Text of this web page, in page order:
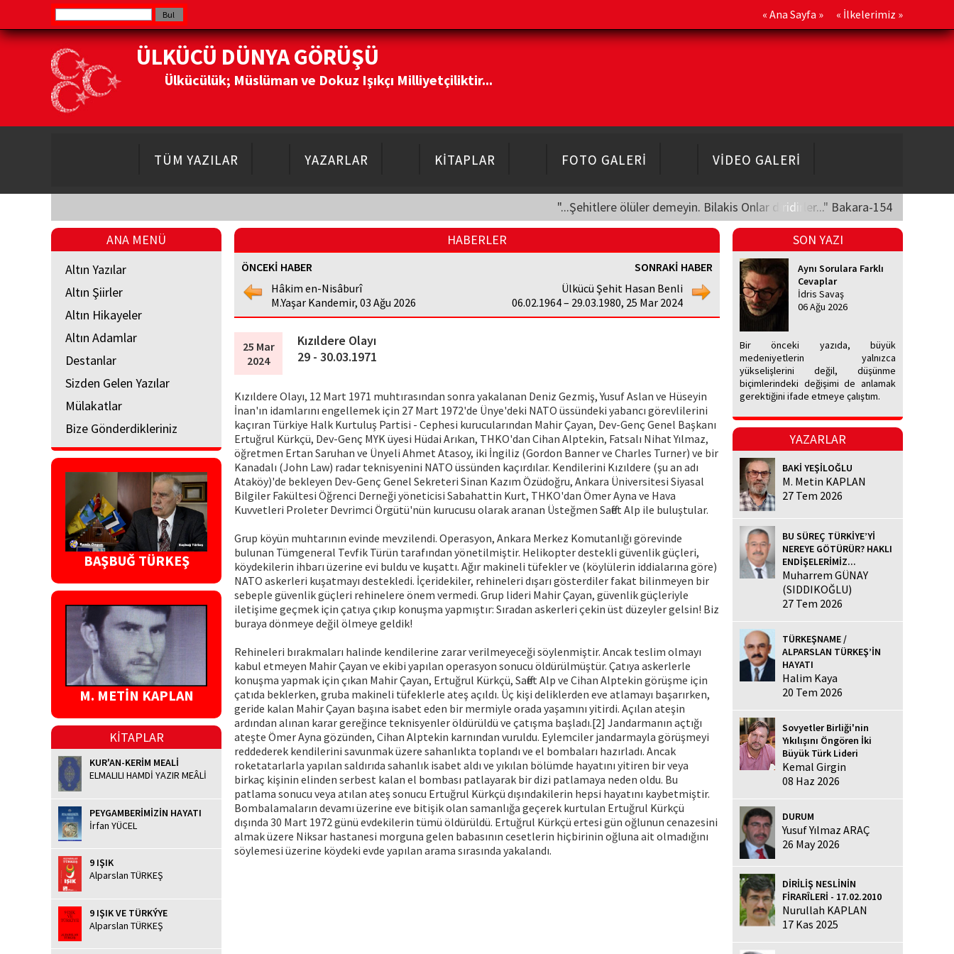
« Ana Sayfa » « İlkelerimiz »
ÜLKÜCÜ DÜNYA GÖRÜŞÜ
Ülkücülük; Müslüman ve Dokuz Işıkçı Milliyetçiliktir...
TÜM YAZILAR YAZARLAR KİTAPLAR FOTO GALERİ VİDEO GALERİ
"...Şehitlere ölüler demeyin. Bilakis Onlar diridirler..." Bakara-154
ANA MENÜ
Altın Yazılar
Altın Şiirler
Altın Hikayeler
Altın Adamlar
Destanlar
Sizden Gelen Yazılar
Mülakatlar
Bize Gönderdikleriniz
BAŞBUĞ TÜRKEŞ
M. METİN KAPLAN
KİTAPLAR
KUR'AN-KERİM MEALİ
ELMALILI HAMDİ YAZIR MEÂLİ
PEYGAMBERİMİZİN HAYATI
İrfan YÜCEL
9 IŞIK
Alparslan TÜRKEŞ
9 IŞIK VE TÜRKÝYE
Alparslan TÜRKEŞ
HABERLER
ÖNCEKİ HABER
Hâkim en-Nisâburî
M.Yaşar Kandemir, 03 Ağu 2026
SONRAKİ HABER
Ülkücü Şehit Hasan Benli
06.02.1964 – 29.03.1980, 25 Mar 2024
25 Mar
2024
Kızıldere Olayı
29 - 30.03.1971
Kızıldere Olayı, 12 Mart 1971 muhtırasından sonra yakalanan Deniz Gezmiş, Yusuf Aslan ve Hüseyin
İnan'ın idamlarını engellemek için 27 Mart 1972'de Ünye'deki NATO üssündeki yabancı görevlilerini
kaçıran Türkiye Halk Kurtuluş Partisi - Cephesi kurucularından Mahir Çayan, Dev-Genç Genel Başkanı
Ertuğrul Kürkçü, Dev-Genç MYK üyesi Hüdai Arıkan, THKO'dan Cihan Alptekin, Fatsalı Nihat Yılmaz,
öğretmen Ertan Saruhan ve Ünyeli Ahmet Atasoy, iki İngiliz (Gordon Banner ve Charles Turner) ve bir
Kanadalı (John Law) radar teknisyenini NATO üssünden kaçırdılar. Kendilerini Kızıldere (şu an adı
Ataköy)'de bekleyen Dev-Genç Genel Sekreteri Sinan Kazım Özüdoğru, Ankara Üniversitesi Siyasal
Bilgiler Fakültesi Öğrenci Derneği yöneticisi Sabahattin Kurt, THKO'dan Ömer Ayna ve Hava
Kuvvetleri Proleter Devrimci Örgütü'nün kurucusu olarak aranan Üsteğmen Saffet Alp ile buluştular.
Grup köyün muhtarının evinde mevzilendi. Operasyon, Ankara Merkez Komutanlığı görevinde
bulunan Tümgeneral Tevfik Türün tarafından yönetilmiştir. Helikopter destekli güvenlik güçleri,
köydekilerin ihbarı üzerine evi buldu ve kuşattı. Ağır makineli tüfekler ve (köylülerin iddialarına göre)
NATO askerleri kuşatmayı destekledi. İçeridekiler, rehineleri dışarı gösterdiler fakat bilinmeyen bir
sebeple güvenlik güçleri rehinelere önem vermedi. Grup lideri Mahir Çayan, güvenlik güçleriyle
iletişime geçmek için çatıya çıkıp konuşma yapmıştır: Sıradan askerleri çekin üst düzeyler gelsin! Biz
buraya dönmeye değil ölmeye geldik!
Rehineleri bırakmaları halinde kendilerine zarar verilmeyeceği söylenmiştir. Ancak teslim olmayı
kabul etmeyen Mahir Çayan ve ekibi yapılan operasyon sonucu öldürülmüştür. Çatıya askerlerle
konuşma yapmak için çıkan Mahir Çayan, Ertuğrul Kürkçü, Saffet Alp ve Cihan Alptekin görüşme için
çatıda beklerken, gruba makineli tüfeklerle ateş açıldı. Üç kişi deliklerden eve atlamayı başarırken,
geride kalan Mahir Çayan başına isabet eden bir mermiyle orada yaşamını yitirdi. Açılan ateşin
ardından alınan karar gereğince teknisyenler öldürüldü ve çatışma başladı.[2] Jandarmanın açtığı
ateşte Ömer Ayna gözünden, Cihan Alptekin karnından vuruldu. Eylemciler jandarmayla görüşmeyi
reddederek kendilerini savunmak üzere sahanlıkta toplandı ve el bombaları hazırladı. Ancak
roketatarlarla yapılan saldırıda sahanlık isabet aldı ve yıkılan bölümde hayatını yitiren bir veya
birkaç kişinin elinden serbest kalan el bombası patlayarak bir dizi patlamaya neden oldu. Bu
patlama sonucu veya atılan ateş sonucu Ertuğrul Kürkçü dışındakilerin hepsi hayatını kaybetmiştir.
Bombalamaların devamı üzerine eve bitişik olan samanlığa geçerek kurtulan Ertuğrul Kürkçü
dışında 30 Mart 1972 günü evdekilerin tümü öldürüldü. Ertuğrul Kürkçü ertesi gün oğlunun cenazesini
almak üzere Niksar hastanesi morguna gelen babasının cesetlerin hiçbirinin oğluna ait olmadığını
söylemesi üzerine köydeki evde yapılan arama sırasında yakalandı.
SON YAZI
Aynı Sorulara Farklı
Cevaplar
İdris Savaş
06 Ağu 2026
Bir önceki yazıda, büyük
medeniyetlerin yalnızca
yükselişlerini değil, düşünme
biçimlerindeki değişimi de anlamak
gerektiğini ifade etmeye çalıştım.
YAZARLAR
BAKİ YEŞİLOĞLU
M. Metin KAPLAN
27 Tem 2026
BU SÜREÇ TÜRKİYE’Yİ
NEREYE GÖTÜRÜR? HAKLI
ENDİŞELERİMİZ...
Muharrem GÜNAY
(SIDDIKOĞLU)
27 Tem 2026
TÜRKEŞNAME /
ALPARSLAN TÜRKEŞ’İN
HAYATI
Halim Kaya
20 Tem 2026
Sovyetler Birliği'nin
Yıkılışını Öngören İki
Büyük Türk Lideri
Kemal Girgin
08 Haz 2026
DURUM
Yusuf Yılmaz ARAÇ
26 May 2026
DİRİLİŞ NESLİNİN
FİRARÎLERİ - 17.02.2010
Nurullah KAPLAN
17 Kas 2025